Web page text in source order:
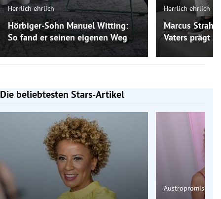
Herrlich ehrlich
Hörbiger-Sohn Manuel Witting:
So fand er seinen eigenen Weg
Herrlich ehrlich
Marcus
Vaters prägt
Die beliebtesten Stars-Artikel
Slide 1 von 7
Austropromis